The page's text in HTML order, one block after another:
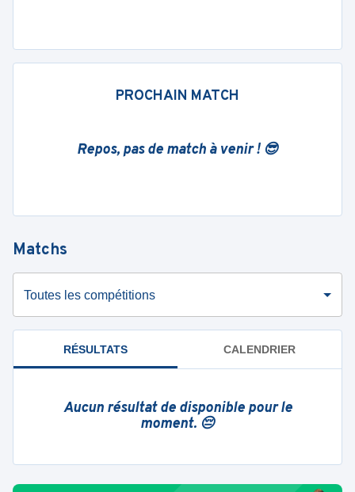
PROCHAIN MATCH
Repos, pas de match à venir ! 😎
Matchs
Toutes les compétitions
RÉSULTATS CALENDRIER
Aucun résultat de disponible pour le
moment. 😔